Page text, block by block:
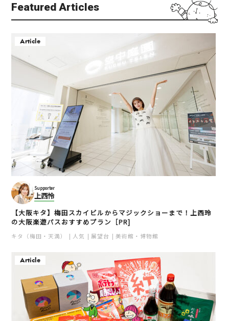
Featured Articles
Article
Supporter
上西怜
【大阪キタ】梅田スカイビルからマジックショーまで！上西玲
の大阪楽遊パスおすすめプラン［PR]
キタ（梅田・天満） 人気 展望台 美術館・博物館
Article